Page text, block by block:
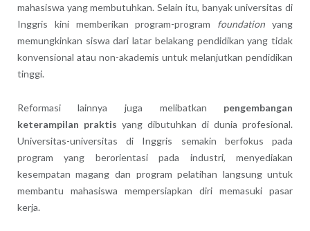
mahasiswa yang membutuhkan. Selain itu, banyak universitas di
Inggris kini memberikan program-program foundation yang
memungkinkan siswa dari latar belakang pendidikan yang tidak
konvensional atau non-akademis untuk melanjutkan pendidikan
tinggi.
Reformasi lainnya juga melibatkan pengembangan
keterampilan praktis yang dibutuhkan di dunia profesional.
Universitas-universitas di Inggris semakin berfokus pada
program yang berorientasi pada industri, menyediakan
kesempatan magang dan program pelatihan langsung untuk
membantu mahasiswa mempersiapkan diri memasuki pasar
kerja.